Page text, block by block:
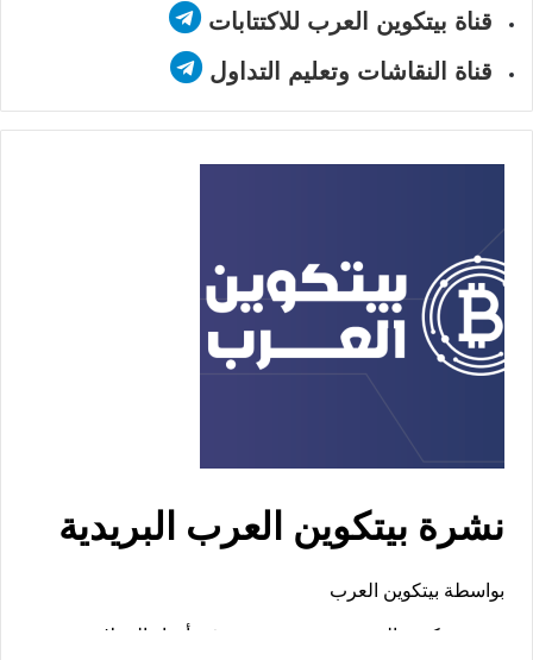
قناة بيتكوين العرب للاكتتابات
قناة النقاشات وتعليم التداول